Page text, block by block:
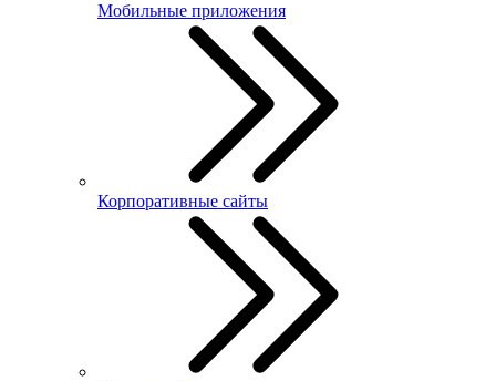
Мобильные приложения
Корпоративные сайты